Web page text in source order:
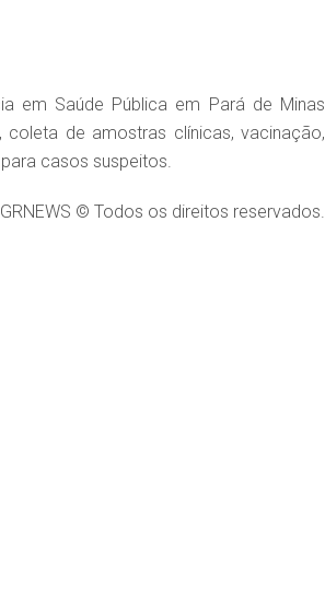
em Saúde Pública em Pará de Minas
de amostras clínicas, vacinação,
casos suspeitos.
© Todos os direitos reservados.